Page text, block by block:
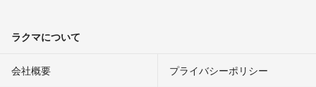
ラクマについて
会社概要 プライバシーポリシー